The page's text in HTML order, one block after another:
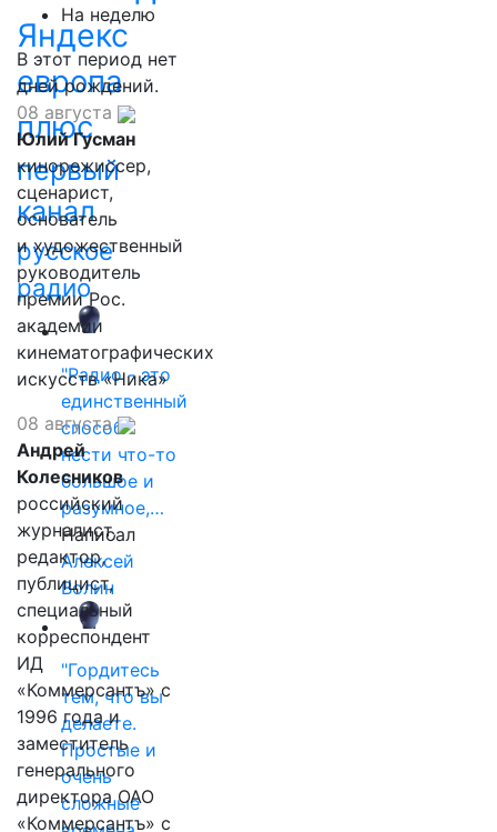
Яндекс
европа
плюс
первый
канал
русское
радио
"Радио - это
единственный
способ
нести что-то
большое и
разумное,…
Написал
Алексей
Волин
"Гордитесь
тем, что вы
делаете.
Простые и
очень
сложные
На неделю
В этот период нет
дней рождений.
08 августа
Юлий Гусман
кинорежиссер,
сценарист,
основатель
и художественный
руководитель
премии Рос.
академии
кинематографических
искусств «Ника»
08 августа
Андрей
Колесников
российский
журналист,
редактор,
публицист,
специальный
корреспондент
ИД
«Коммерсантъ» с
1996 года и
заместитель
генерального
директора ОАО
«Коммерсантъ» с